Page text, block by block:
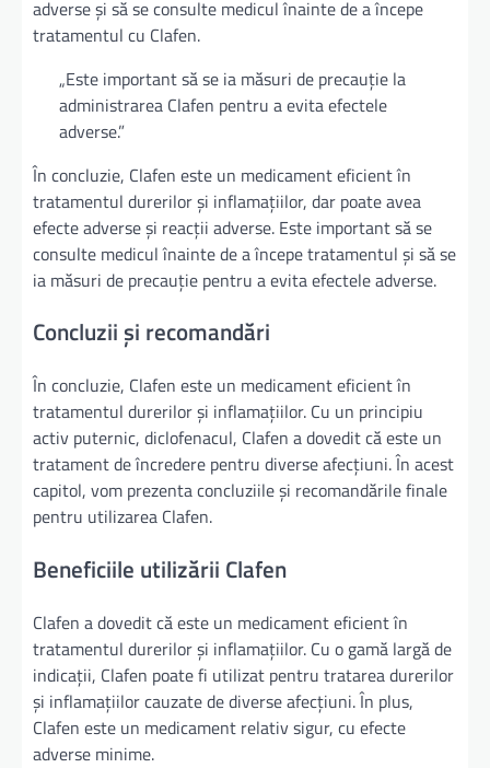
adverse și să se consulte medicul înainte de a începe
tratamentul cu Clafen.
„Este important să se ia măsuri de precauție la
administrarea Clafen pentru a evita efectele
adverse.”
În concluzie, Clafen este un medicament eficient în
tratamentul durerilor și inflamațiilor, dar poate avea
efecte adverse și reacții adverse. Este important să se
consulte medicul înainte de a începe tratamentul și să se
ia măsuri de precauție pentru a evita efectele adverse.
Concluzii și recomandări
În concluzie, Clafen este un medicament eficient în
tratamentul durerilor și inflamațiilor. Cu un principiu
activ puternic, diclofenacul, Clafen a dovedit că este un
tratament de încredere pentru diverse afecțiuni. În acest
capitol, vom prezenta concluziile și recomandările finale
pentru utilizarea Clafen.
Beneficiile utilizării Clafen
Clafen a dovedit că este un medicament eficient în
tratamentul durerilor și inflamațiilor. Cu o gamă largă de
indicații, Clafen poate fi utilizat pentru tratarea durerilor
și inflamațiilor cauzate de diverse afecțiuni. În plus,
Clafen este un medicament relativ sigur, cu efecte
adverse minime.